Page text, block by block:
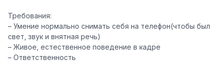
Требования:
– Умение нормально снимать себя на телефон(чтобы был
свет, звук и внятная речь)
– Живое, естественное поведение в кадре
– Ответственность